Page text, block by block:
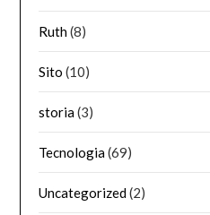
Ruth(8)
Sito (10)
storia(3)
Tecnologia(69)
Uncategorized(2)